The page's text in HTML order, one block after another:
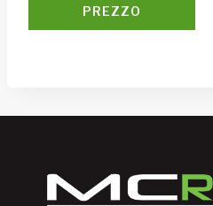
PREZZO